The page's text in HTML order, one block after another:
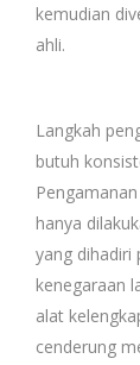
kemudian
ahli.
Langkah
butuh
hanya
yang dihadiri
kenegaraan
alat
cenderung